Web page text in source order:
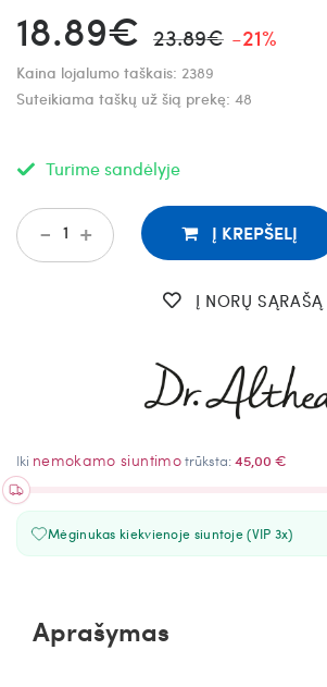
18.89€ 23.89€ -21%
Kaina lojalumo taškais: 2389
Suteikiama taškų už šią prekę: 48
Turime sandėlyje
+
- Į KREPŠELĮ
Į NORŲ SĄRAŠĄ
Iki nemokamo siuntimotrūksta:45,00 €
Mėginukas kiekvienoje siuntoje (VIP 3x)
Aprašymas